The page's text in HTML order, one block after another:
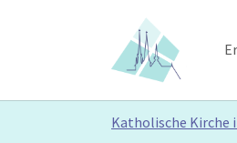
Katholische Kirche